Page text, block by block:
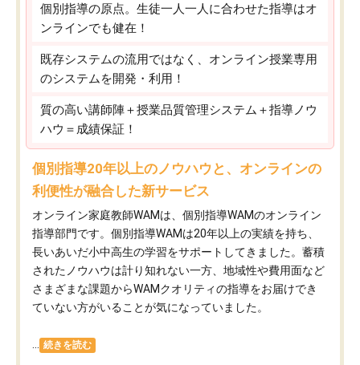
個別指導の原点。生徒一人一人に合わせた指導はオ
ンラインでも健在！
既存システムの流用ではなく、オンライン授業専用
のシステムを開発・利用！
質の高い講師陣＋授業品質管理システム＋指導ノウ
ハウ＝成績保証！
個別指導20年以上のノウハウと、オンラインの
利便性が融合した新サービス
オンライン家庭教師WAMは、個別指導WAMのオンライン
指導部門です。個別指導WAMは20年以上の実績を持ち、
長いあいだ小中高生の学習をサポートしてきました。蓄積
されたノウハウは計り知れない一方、地域性や費用面など
さまざまな課題からWAMクオリティの指導をお届けでき
ていない方がいることが気になっていました。
続きを読む